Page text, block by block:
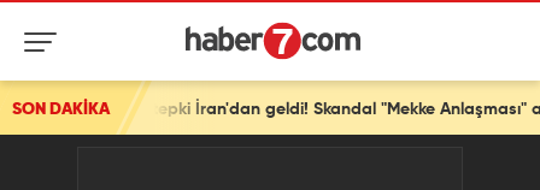
SON DAKİKA
tepki İran'dan geldi! Skandal "Mekke Anlaşması" açıklaması!